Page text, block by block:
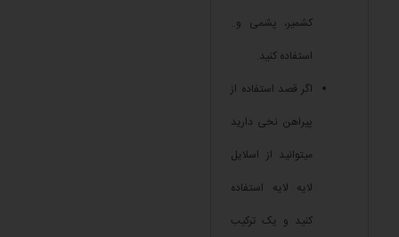
کشمیر، پشمی و..
استفاده کنید.
اگر قصد استفاده از
پیراهن نخی دارید
میتوانید از اسلایل
لایه لایه استفاده
کنید و یک ترکیب